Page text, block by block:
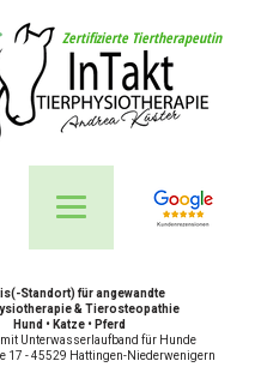
Zertifizierte Tiertherapeutin
Standort) für angewandte
& Tierosteopathie
Hund • Katze • Pferd
Unterwasserlaufband für Hunde
17 - 45529 Hattingen-Niederwenigern